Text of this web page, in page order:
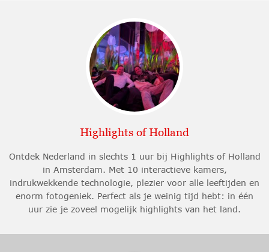
Highlights of Holland
Ontdek Nederland in slechts 1 uur bij Highlights of Holland
in Amsterdam. Met 10 interactieve kamers,
indrukwekkende technologie, plezier voor alle leeftijden en
enorm fotogeniek. Perfect als je weinig tijd hebt: in één
uur zie je zoveel mogelijk highlights van het land.